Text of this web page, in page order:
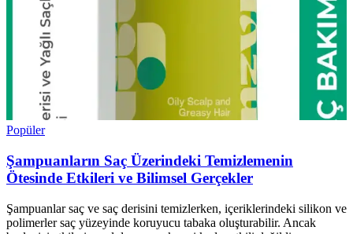
Popüler
Şampuanların Saç Üzerindeki Temizlemenin
Ötesinde Etkileri ve Bilimsel Gerçekler
Şampuanlar saç ve saç derisini temizlerken, içeriklerindeki silikon ve
polimerler saç yüzeyinde koruyucu tabaka oluşturabilir. Ancak